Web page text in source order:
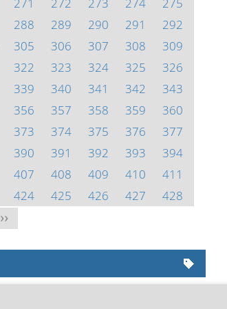
288 289 290 291
292
305 306 307 308
309
322 323 324 325
326
339 340 341 342
343
356 357 358 359
360
373 374 375 376
377
390 391 392 393
394
407 408 409 410
411
424 425 426 427
428
>>